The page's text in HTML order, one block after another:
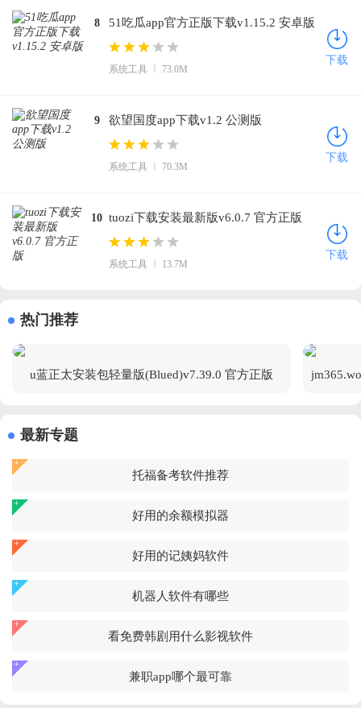
8 51吃瓜app官方正版下载v1.15.2 安卓版
系统工具 73.0M
下载
9 欲望国度app下载v1.2 公测版
系统工具 70.3M
下载
10 tuozi下载安装最新版v6.0.7 官方正版
系统工具 13.7M
下载
热门推荐
u蓝正太安装包轻量版(Blued)v7.39.0 官方正版
最新专题
托福备考软件推荐
好用的余额模拟器
好用的记姨妈软件
机器人软件有哪些
看免费韩剧用什么影视软件
兼职app哪个最可靠